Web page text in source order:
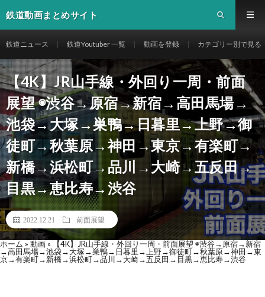
鉄道動画まとめサイト
鉄道ニュース 鉄道Youtuber 一覧 動画を登録 カテゴリー別で見る
【4K】JR山手線・外回り一周・前面
展望 ◉渋谷→原宿→新宿→高田馬場→
池袋→大塚→巣鴨→日暮里→上野→御
徒町→秋葉原→神田→東京→有楽町→
新橋→浜松町→品川→大崎→五反田→
目黒→恵比寿→渋谷
2022.12.21 前面展望
ホーム » 動画 » 【4K】JR山手線・外回り一周・前面展望 ◉渋谷→原宿→新宿
→高田馬場→池袋→大塚→巣鴨→日暮里→上野→御徒町→秋葉原→神田→東
京→有楽町→新橋→浜松町→品川→大崎→五反田→目黒→恵比寿→渋谷